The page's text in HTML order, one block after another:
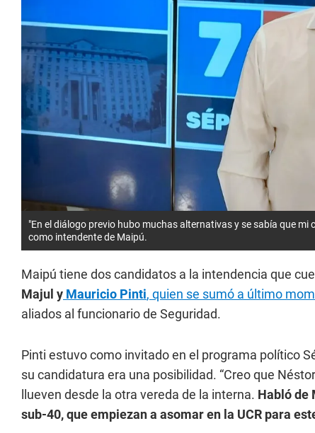
"En el diálogo previo hubo muchas alternativas y se sabía que
como intendente de Maipú.
Maipú tiene dos candidatos a la intendencia que
Majul y Mauricio Pinti, quien se sumó a último
aliados al funcionario de Seguridad.
Pinti estuvo como invitado en el programa político
su candidatura era una posibilidad. “Creo que
llueven desde la otra vereda de la interna. Habló de
sub-40, que empiezan a asomar en la UCR para